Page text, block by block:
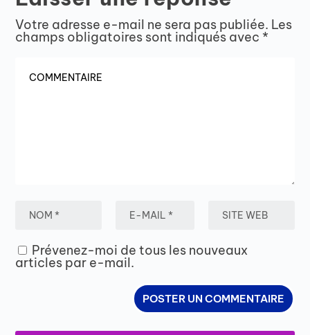
Votre adresse e-mail ne sera pas publiée. Les
champs obligatoires sont indiqués avec *
Prévenez-moi de tous les nouveaux
articles par e-mail.